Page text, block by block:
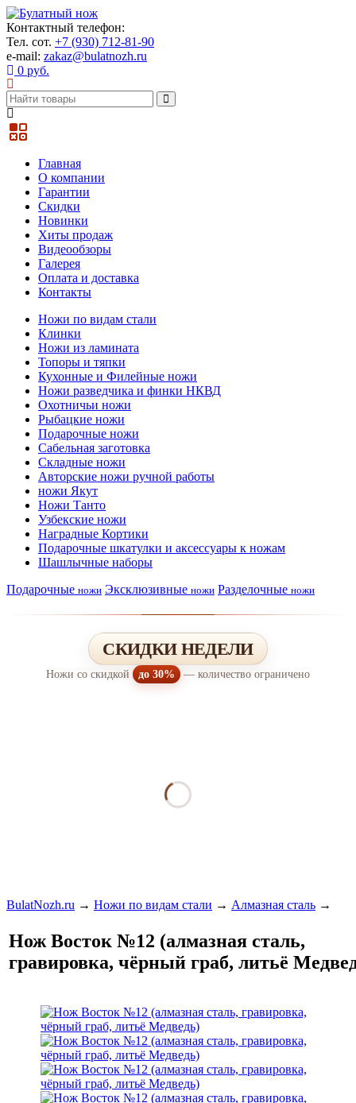
Контактный телефон:
Тел. сот. +7 (930) 712-81-90
e-mail: zakaz@bulatnozh.ru
0 руб.
Главная
О компании
Гарантии
Скидки
Новинки
Хиты продаж
Видеообзоры
Галерея
Оплата и доставка
Контакты
Ножи по видам стали
Клинки
Ножи из ламината
Топоры и тяпки
Кухонные и Филейные ножи
Ножи разведчика и финки НКВД
Охотничьи ножи
Рыбацкие ножи
Подарочные ножи
Сабельная заготовка
Складные ножи
Авторские ножи ручной работы
ножи Якут
Ножи Танто
Узбекские ножи
Наградные Кортики
Подарочные шкатулки и аксессуары к ножам
Шашлычные наборы
Подарочные ножи Эксклюзивные ножи Разделочные ножи
СКИДКИ НЕДЕЛИ
Ножи со скидкой до 30% — количество ограничено
BulatNozh.ru → Ножи по видам стали → Алмазная сталь →
Нож Восток №12 (алмазная сталь,
гравировка, чёрный граб, литьё